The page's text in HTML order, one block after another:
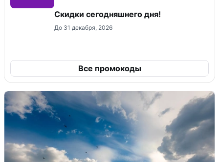
Скидки сегодняшнего дня!
До 31 декабря, 2026
Все промокоды